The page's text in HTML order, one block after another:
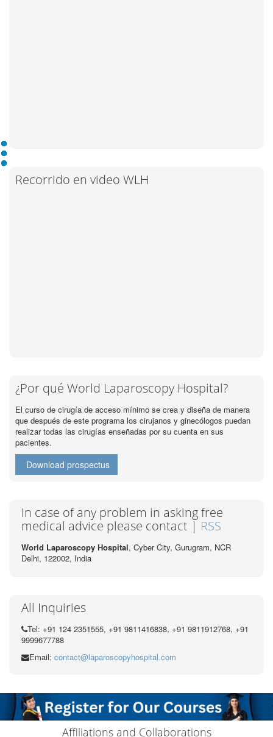
Recorrido en video WLH
¿Por qué World Laparoscopy Hospital?
El curso de cirugía de acceso mínimo se crea y diseña de manera
que después de este programa los cirujanos y ginecólogos puedan
realizar todas las cirugías enseñadas por su cuenta en sus
pacientes.
Download prospectus
In case of any problem in asking free
medical advice please contact | RSS
World Laparoscopy Hospital, Cyber City, Gurugram, NCR
Delhi, 122002, India
All Inquiries
Tel: +91 124 2351555, +91 9811416838, +91 9811912768, +91
9999677788
Email: contact@laparoscopyhospital.com
Affiliations and Collaborations